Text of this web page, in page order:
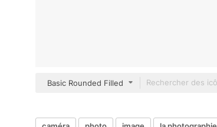
Basic Rounded Filled